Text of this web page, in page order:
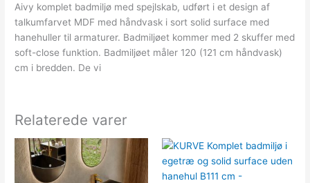
Aivy komplet badmiljø med spejlskab, udført i et design af
talkumfarvet MDF med håndvask i sort solid surface med
hanehuller til armaturer. Badmiljøet kommer med 2 skuffer med
soft-close funktion. Badmiljøet måler 120 (121 cm håndvask)
cm i bredden. De vi
Relaterede varer